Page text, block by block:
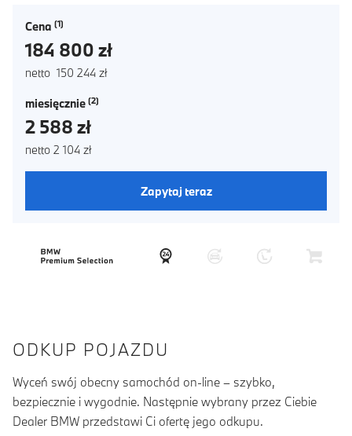
Cena
184 800 zł
netto 150 244 zł
miesięcznie
2 588 zł
netto 2 104 zł
Zapytaj teraz
ODKUP POJAZDU
Wyceń swój obecny samochód on-line – szybko,
bezpiecznie i wygodnie. Następnie wybrany przez Ciebie
Dealer BMW przedstawi Ci ofertę jego odkupu.